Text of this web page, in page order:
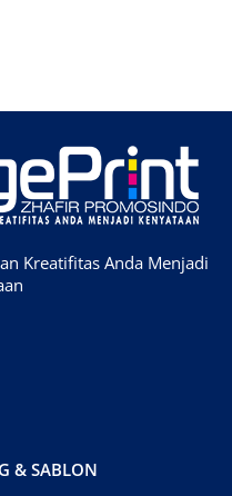
Kreatifitas Anda Menjadi
& SABLON